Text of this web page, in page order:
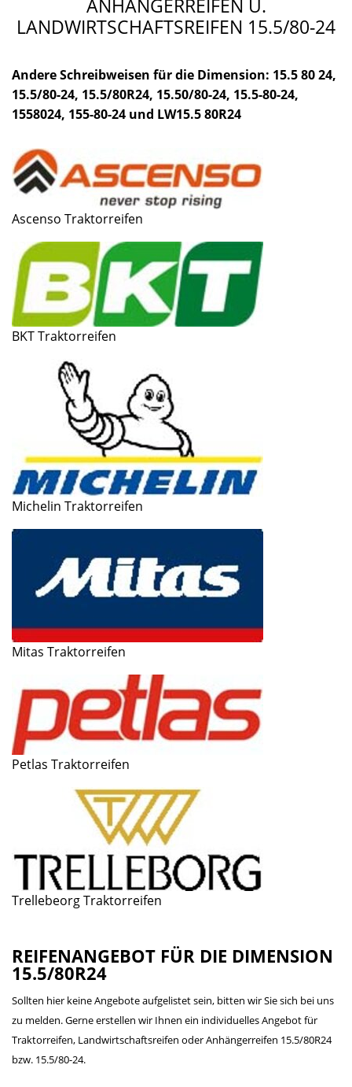
ANHÄNGERREIFEN U.
LANDWIRTSCHAFTSREIFEN 15.5/80-24
Andere Schreibweisen für die Dimension: 15.5 80 24,
15.5/80-24, 15.5/80R24, 15.50/80-24, 15.5-80-24,
1558024, 155-80-24 und LW15.5 80R24
Ascenso Traktorreifen
BKT Traktorreifen
Michelin Traktorreifen
Mitas Traktorreifen
Petlas Traktorreifen
Trellebeorg Traktorreifen
REIFENANGEBOT FÜR DIE DIMENSION
15.5/80R24
Sollten hier keine Angebote aufgelistet sein, bitten wir Sie sich bei uns
zu melden. Gerne erstellen wir Ihnen ein individuelles Angebot für
Traktorreifen, Landwirtschaftsreifen oder Anhängerreifen 15.5/80R24
bzw. 15.5/80-24.